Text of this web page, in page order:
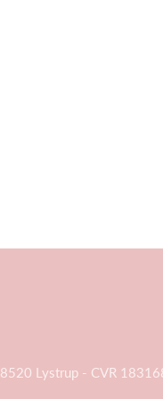
Lystrup - CVR